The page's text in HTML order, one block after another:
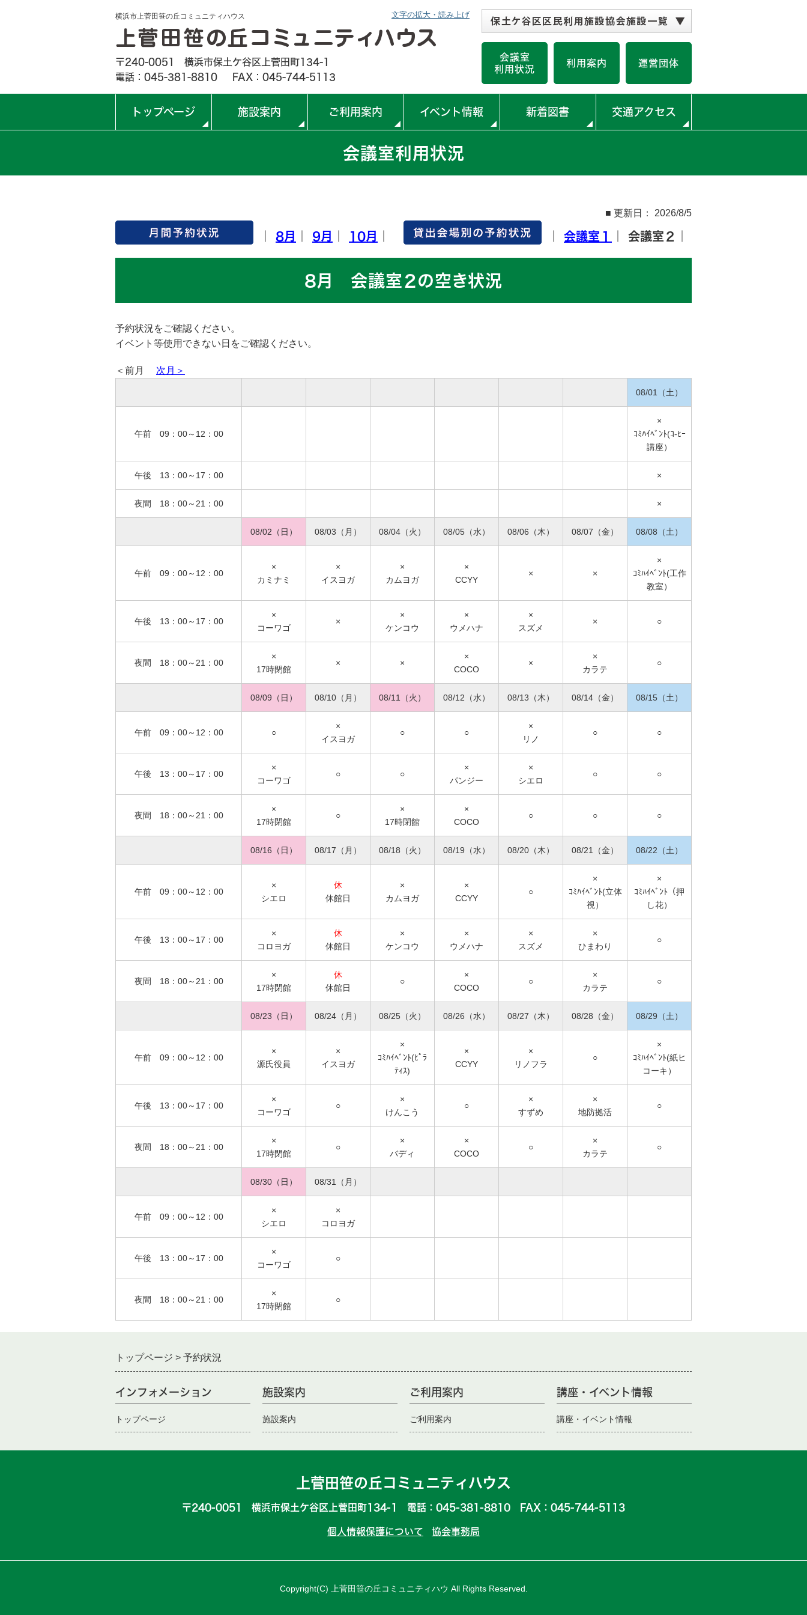
横浜市上菅田笹の丘コミュニティハウス 文字の拡大・読み上げ
〒240-0051 横浜市保土ケ谷区上菅田町134-1
電話：045-381-8810
FAX：045-744-5113
＜閉館＞
会議室
利用状況
利用案内 運営団体
トップページ 施設案内 ご利用案内 イベント情報 新着図書 交通アクセス
会議室利用状況
■ 更新日： 2026/8/5
8月 9月 10月 会議室１ ｜ 会議室２｜
8月 会議室２の空き状況
予約状況をご確認ください。
イベント等使用できない日をご確認ください。
＜前月 次月＞
08/01（土）
午前 09：00～12：00
×
ｺﾐﾊｲﾍﾞﾝﾄ(ｺ-ﾋｰ
講座）
午後 13：00～17：00 ×
夜間 18：00～21：00 ×
08/02（日） 08/03（月） 08/04（火） 08/05（水） 08/06（木） 08/07（金） 08/08（土）
午前 09：00～12：00
×
カミナミ
×
イスヨガ
×
カムヨガ
×
CCYY
× ×
×
ｺﾐﾊｲﾍﾞﾝﾄ(工作
教室）
午後 13：00～17：00
×
コーワゴ
×
×
ケンコウ
×
ウメハナ
×
スズメ
× ○
夜間 18：00～21：00
×
17時閉館
× ×
×
COCO
×
×
カラテ
○
08/09（日） 08/10（月） 08/11（火） 08/12（水） 08/13（木） 08/14（金） 08/15（土）
午前 09：00～12：00 ○
×
イスヨガ
○ ○
×
リノ
○ ○
午後 13：00～17：00
×
コーワゴ
○ ○
×
パンジー
×
シエロ
○ ○
夜間 18：00～21：00
×
17時閉館
○
×
17時閉館
×
COCO
○ ○ ○
08/16（日） 08/17（月） 08/18（火） 08/19（水） 08/20（木） 08/21（金） 08/22（土）
午前 09：00～12：00
×
シエロ
休
休館日
×
カムヨガ
×
CCYY
○
×
ｺﾐﾊｲﾍﾞﾝﾄ(立体
視）
×
ｺﾐﾊｲﾍﾞﾝﾄ（押
し花）
午後 13：00～17：00
×
コロヨガ
休
休館日
×
ケンコウ
×
ウメハナ
×
スズメ
×
ひまわり
○
夜間 18：00～21：00
×
17時閉館
休
休館日
○
×
COCO
○
×
カラテ
○
08/23（日） 08/24（月） 08/25（火） 08/26（水） 08/27（木） 08/28（金） 08/29（土）
午前 09：00～12：00
×
源氏役員
×
イスヨガ
×
ｺﾐﾊｲﾍﾞﾝﾄ(ﾋﾟﾗ
ﾃｨｽ)
×
CCYY
×
リノフラ
○
×
ｺﾐﾊｲﾍﾞﾝﾄ(紙ヒ
コーキ）
午後 13：00～17：00
×
コーワゴ
○
×
けんこう
○
×
すずめ
×
地防拠活
○
夜間 18：00～21：00
×
17時閉館
○
×
バディ
×
COCO
○
×
カラテ
○
08/30（日） 08/31（月）
午前 09：00～12：00
×
シエロ
×
コロヨガ
午後 13：00～17：00
×
コーワゴ
○
夜間 18：00～21：00
×
17時閉館
○
トップページ 予約状況
インフォメーション
トップページ
施設案内
施設案内
ご利用案内
ご利用案内
講座・イベント情報
講座・イベント情報
上菅田笹の丘コミュニティハウス
〒240-0051 横浜市保土ケ谷区上菅田町134-1 電話：045-381-8810 FAX：045-744-5113
個人情報保護について 協会事務局
Copyright(C) 上菅田笹の丘コミュニティハウ All Rights Reserved.